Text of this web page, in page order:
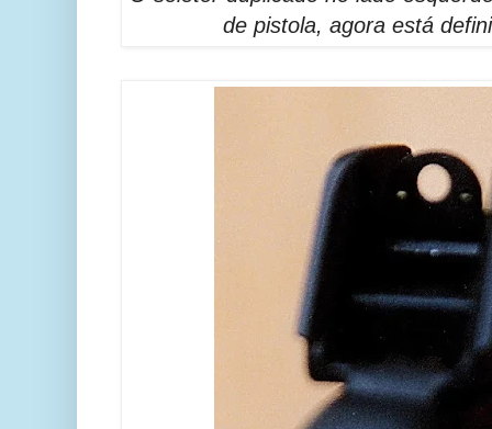
de pistola, agora está